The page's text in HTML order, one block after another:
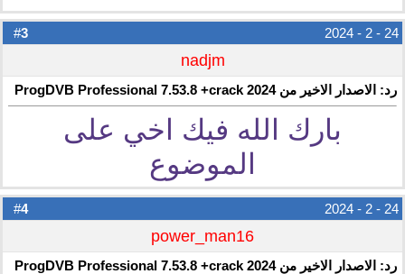
3 24 - 2 - 2024
nadjm
رد: الاصدار الاخير من ProgDVB Professional 7.53.8 +crack 2024
بارك الله فيك اخي على
الموضوع
#
4 24 - 2 - 2024
power_man16
رد: الاصدار الاخير من ProgDVB Professional 7.53.8 +crack 2024